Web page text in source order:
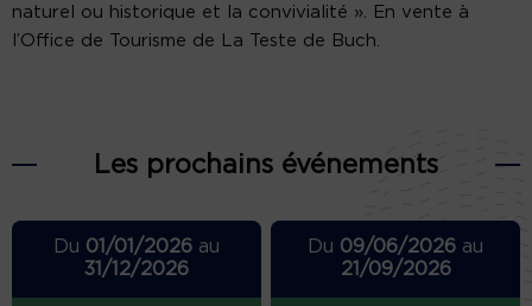
naturel ou historique et la convivialité ». En vente à
l’Office de Tourisme de La Teste de Buch.
Les prochains événements
Du 01/01/2026au
31/12/2026
Du 09/06/2026 au
21/09/2026